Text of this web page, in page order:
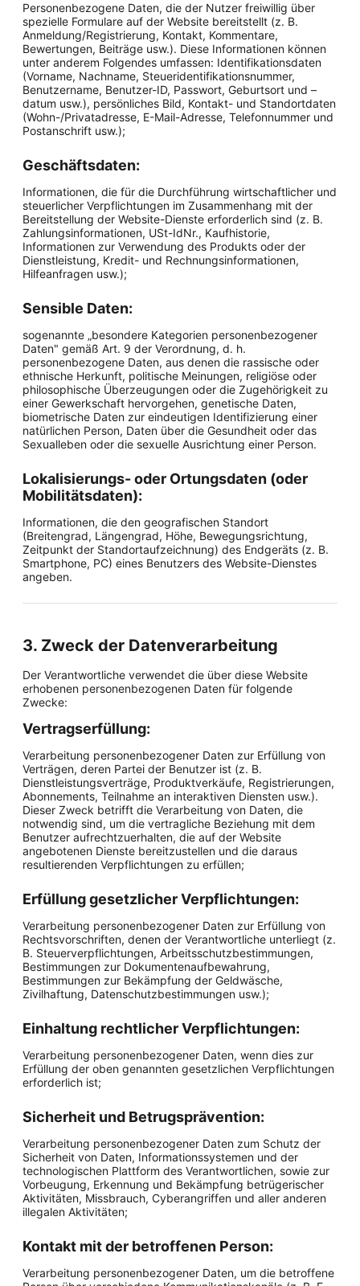
Personenbezogene Daten, die der Nutzer freiwillig über
spezielle Formulare auf der Website bereitstellt (z. B.
Anmeldung/Registrierung, Kontakt, Kommentare,
Bewertungen, Beiträge usw.). Diese Informationen können
unter anderem Folgendes umfassen: Identifikationsdaten
(Vorname, Nachname, Steueridentifikationsnummer,
Benutzername, Benutzer-ID, Passwort, Geburtsort und –
datum usw.), persönliches Bild, Kontakt- und Standortdaten
(Wohn-/Privatadresse, E-Mail-Adresse, Telefonnummer und
Postanschrift usw.);
Geschäftsdaten:
Informationen, die für die Durchführung wirtschaftlicher und
steuerlicher Verpflichtungen im Zusammenhang mit der
Bereitstellung der Website-Dienste erforderlich sind (z. B.
Zahlungsinformationen, USt-IdNr., Kaufhistorie,
Informationen zur Verwendung des Produkts oder der
Dienstleistung, Kredit- und Rechnungsinformationen,
Hilfeanfragen usw.);
Sensible Daten:
sogenannte „besondere Kategorien personenbezogener
Daten" gemäß Art. 9 der Verordnung, d. h.
personenbezogene Daten, aus denen die rassische oder
ethnische Herkunft, politische Meinungen, religiöse oder
philosophische Überzeugungen oder die Zugehörigkeit zu
einer Gewerkschaft hervorgehen, genetische Daten,
biometrische Daten zur eindeutigen Identifizierung einer
natürlichen Person, Daten über die Gesundheit oder das
Sexualleben oder die sexuelle Ausrichtung einer Person.
Lokalisierungs- oder Ortungsdaten (oder
Mobilitätsdaten):
Informationen, die den geografischen Standort
(Breitengrad, Längengrad, Höhe, Bewegungsrichtung,
Zeitpunkt der Standortaufzeichnung) des Endgeräts (z. B.
Smartphone, PC) eines Benutzers des Website-Dienstes
angeben.
3. Zweck der Datenverarbeitung
Der Verantwortliche verwendet die über diese Website
erhobenen personenbezogenen Daten für folgende
Zwecke:
Vertragserfüllung:
Verarbeitung personenbezogener Daten zur Erfüllung von
Verträgen, deren Partei der Benutzer ist (z. B.
Dienstleistungsverträge, Produktverkäufe, Registrierungen,
Abonnements, Teilnahme an interaktiven Diensten usw.).
Dieser Zweck betrifft die Verarbeitung von Daten, die
notwendig sind, um die vertragliche Beziehung mit dem
Benutzer aufrechtzuerhalten, die auf der Website
angebotenen Dienste bereitzustellen und die daraus
resultierenden Verpflichtungen zu erfüllen;
Erfüllung gesetzlicher Verpflichtungen:
Verarbeitung personenbezogener Daten zur Erfüllung von
Rechtsvorschriften, denen der Verantwortliche unterliegt (z.
B. Steuerverpflichtungen, Arbeitsschutzbestimmungen,
Bestimmungen zur Dokumentenaufbewahrung,
Bestimmungen zur Bekämpfung der Geldwäsche,
Zivilhaftung, Datenschutzbestimmungen usw.);
Einhaltung rechtlicher Verpflichtungen:
Verarbeitung personenbezogener Daten, wenn dies zur
Erfüllung der oben genannten gesetzlichen Verpflichtungen
erforderlich ist;
Sicherheit und Betrugsprävention:
Verarbeitung personenbezogener Daten zum Schutz der
Sicherheit von Daten, Informationssystemen und der
technologischen Plattform des Verantwortlichen, sowie zur
Vorbeugung, Erkennung und Bekämpfung betrügerischer
Aktivitäten, Missbrauch, Cyberangriffen und aller anderen
illegalen Aktivitäten;
Kontakt mit der betroffenen Person:
Verarbeitung personenbezogener Daten, um die betroffene